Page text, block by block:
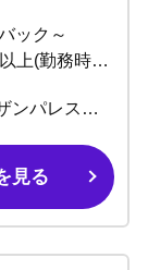
ック～
各種…40万円以上(勤務時間8h：17:30〜25:30)
大阪市中央区東心斎橋2-7-20 サザンパレスビル5階
見る